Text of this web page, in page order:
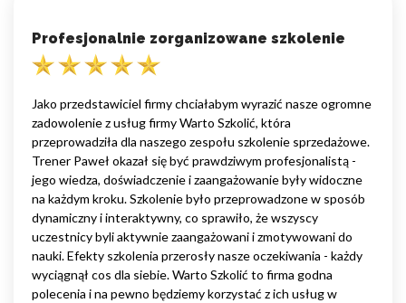
Profesjonalnie zorganizowane szkolenie
Jako przedstawiciel firmy chciałabym wyrazić nasze ogromne
zadowolenie z usług firmy Warto Szkolić, która
przeprowadziła dla naszego zespołu szkolenie sprzedażowe.
Trener Paweł okazał się być prawdziwym profesjonalistą -
jego wiedza, doświadczenie i zaangażowanie były widoczne
na każdym kroku. Szkolenie było przeprowadzone w sposób
dynamiczny i interaktywny, co sprawiło, że wszyscy
uczestnicy byli aktywnie zaangażowani i zmotywowani do
nauki. Efekty szkolenia przerosły nasze oczekiwania - każdy
wyciągnął cos dla siebie. Warto Szkolić to firma godna
polecenia i na pewno będziemy korzystać z ich usług w